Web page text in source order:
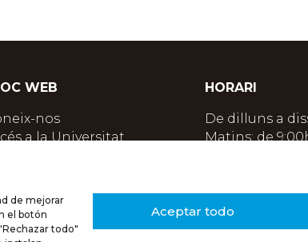
de mejorar
el botón
todo"
Aceptar todo
WEB
nos
a la Universitat
HORARI
De dilluns a
Matins: de